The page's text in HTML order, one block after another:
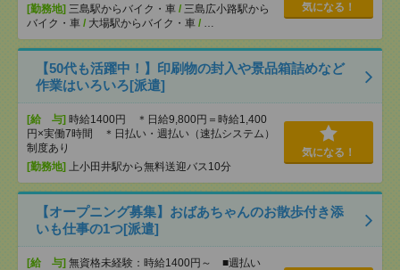
[勤務地] 三島駅からバイク・車 / 三島広小路駅から
バイク・車 / 大場駅からバイク・車 / …
気になる！
【50代も活躍中！】印刷物の封入や景品箱詰めなど
作業はいろいろ[派遣]
[給 与] 時給1400円 ＊日給9,800円＝時給1,400
円×実働7時間 ＊日払い・週払い（速払システム）
制度あり
[勤務地] 上小田井駅から無料送迎バス10分
気になる！
【オープニング募集】おばあちゃんのお散歩付き添
いも仕事の1つ[派遣]
[給 与] 無資格未経験：時給1400円～ ■週払い